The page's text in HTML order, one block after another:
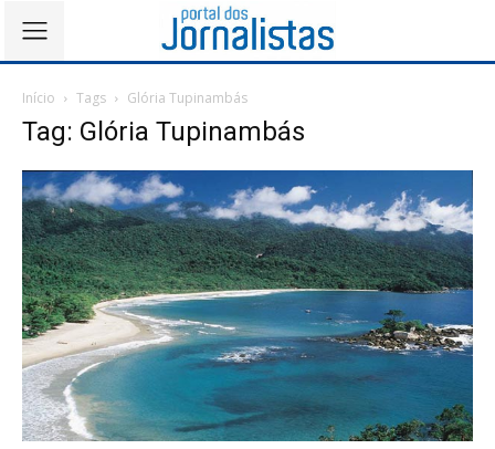
Início Tags Glória Tupinambás
Tag: Glória Tupinambás